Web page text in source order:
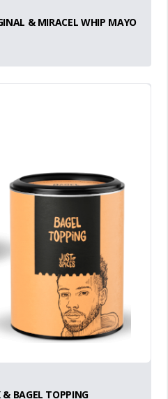
& MIRACEL WHIP MAYO
& BAGEL TOPPING